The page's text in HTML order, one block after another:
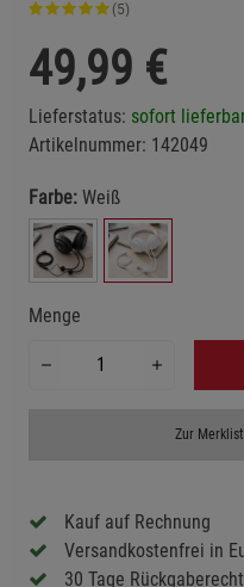
(5)
49,99 €
Lieferstatus: sofort
Artikelnummer: 142049
Farbe: Weiß
Menge
Zur
Kauf auf Rechnung
Versandkostenfrei in
30 Tage Rückgaberecht